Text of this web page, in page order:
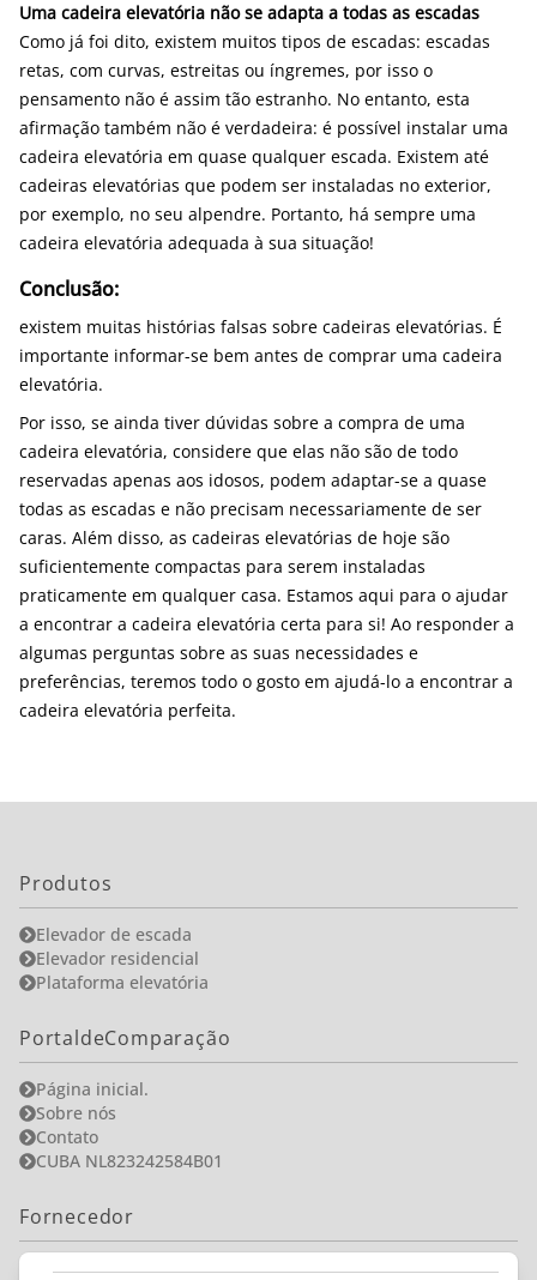
Uma cadeira elevatória não se adapta a todas as escadas
Como já foi dito, existem muitos tipos de escadas: escadas
retas, com curvas, estreitas ou íngremes, por isso o
pensamento não é assim tão estranho. No entanto, esta
afirmação também não é verdadeira: é possível instalar uma
cadeira elevatória em quase qualquer escada. Existem até
cadeiras elevatórias que podem ser instaladas no exterior,
por exemplo, no seu alpendre. Portanto, há sempre uma
cadeira elevatória adequada à sua situação!
Conclusão:
existem muitas histórias falsas sobre cadeiras elevatórias. É
importante informar-se bem antes de comprar uma cadeira
elevatória.
Por isso, se ainda tiver dúvidas sobre a compra de uma
cadeira elevatória, considere que elas não são de todo
reservadas apenas aos idosos, podem adaptar-se a quase
todas as escadas e não precisam necessariamente de ser
caras. Além disso, as cadeiras elevatórias de hoje são
suficientemente compactas para serem instaladas
praticamente em qualquer casa. Estamos aqui para o ajudar
a encontrar a cadeira elevatória certa para si! Ao responder a
algumas perguntas sobre as suas necessidades e
preferências, teremos todo o gosto em ajudá-lo a encontrar a
cadeira elevatória perfeita.
Produtos
Elevador de escada
Elevador residencial
Plataforma elevatória
PortaldeComparação
Página inicial.
Sobre nós
Contato
CUBA NL823242584B01
Fornecedor
Tornar-se parceiro?